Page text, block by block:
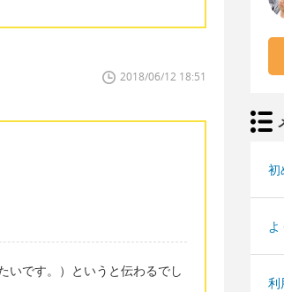
2018/06/12 18:51
です。）というと伝わるでし
初
利